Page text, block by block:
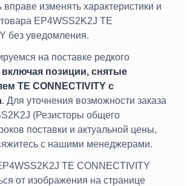
вправе изменять характеристики и
EP4WSS2K2J TE
без уведомления.
на поставке редкого
включая позиции, снятые
TE CONNECTIVITY с
. Для уточнения возможности заказа
(Резисторы общего
поставки и актуальной цены,
с нашими менеджерами.
TE CONNECTIVITY
от изображения на странице